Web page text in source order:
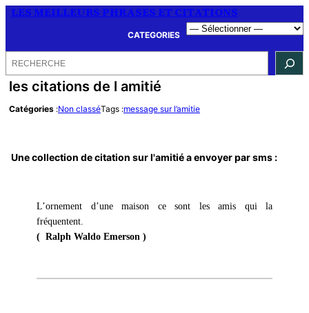
LES MEILLEURS PHRASES ET CITATIONS
CATEGORIES
les citations de l amitié
Catégories :Non classéTags :message sur l’amitie
Une collection de citation sur l'amitié a envoyer par sms :
L’ornement d’une maison ce sont les amis qui la
fréquentent.
( Ralph Waldo Emerson )